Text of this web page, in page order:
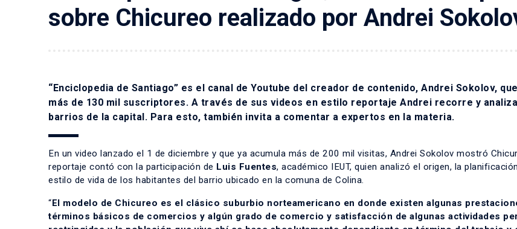
sobre Chicureo realizado por Andrei
“Enciclopedia de Santiago” es el canal de Youtube del creador de contenido, Andrei Sokolov,
más de 130 mil suscriptores. A través de sus videos en estilo reportaje Andrei recorre y
barrios de la capital. Para esto, también invita a comentar a expertos en la materia.
En un video lanzado el 1 de diciembre y que ya acumula más de 200 mil visitas, Andrei Sokolov mostró
reportaje contó con la participación de Luis Fuentes, académico IEUT, quien analizó el origen, la
estilo de vida de los habitantes del barrio ubicado en la comuna de Colina.
“El modelo de Chicureo es el clásico suburbio norteamericano en donde existen algunas
términos básicos de comercios y algún grado de comercio y satisfacción de algunas actividades